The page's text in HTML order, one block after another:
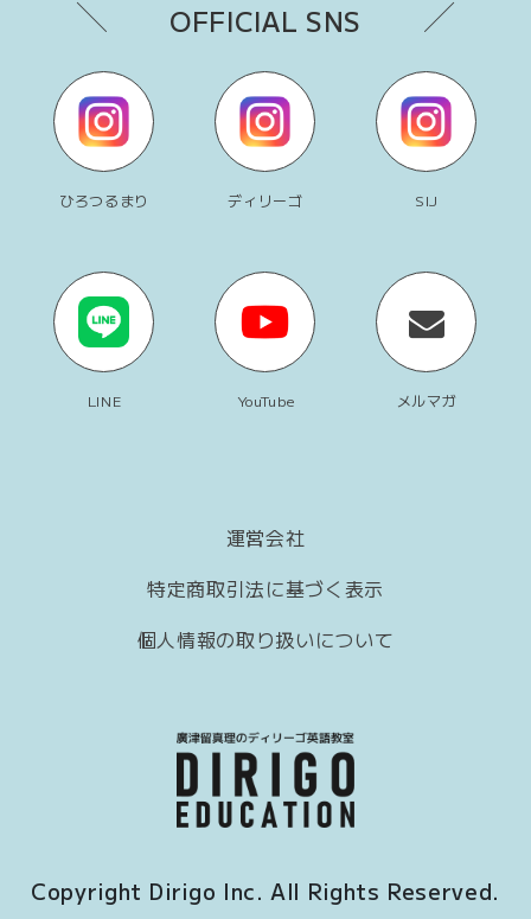
OFFICIAL SNS
ひろつるまり ディリーゴ SIJ
LINE YouTube メルマガ
運営会社
特定商取引法に基づく表示
個人情報の取り扱いについて
Copyright Dirigo Inc. All Rights Reserved.